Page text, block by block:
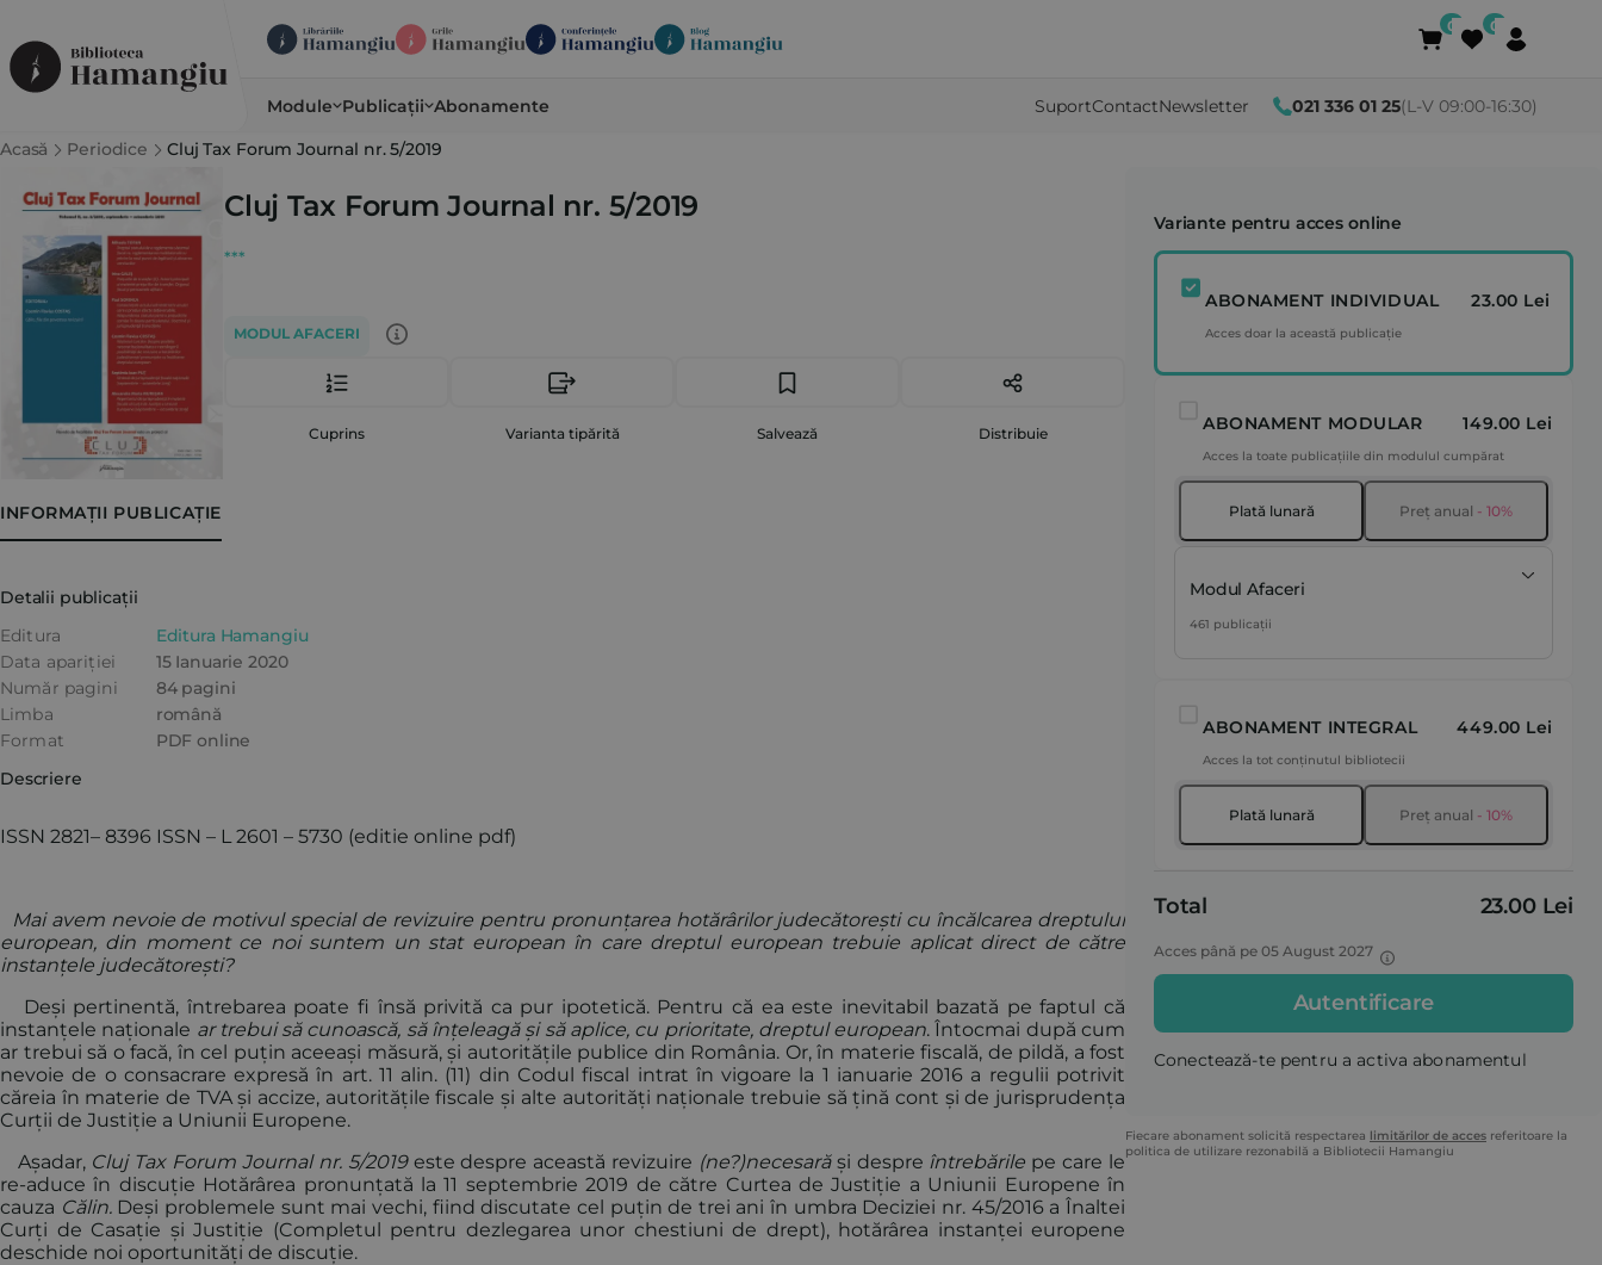
Module Publicații Abonamente SuportContactNewsletter 021 336 01 25(L-V 09:00-16:30)
Acasă Periodice Cluj Tax Forum Journal nr. 5/2019
Cluj Tax Forum Journal nr. 5/2019
***
MODUL AFACERI
Cuprins Varianta tipărită Salvează Distribuie
INFORMAȚII PUBLICAȚIE
Detalii publicații
Editura
Editura Hamangiu
Data apariției
15 Ianuarie 2020
Număr pagini
84 pagini
Limba
română
Format
PDF online
Descriere
ISSN 2821– 8396 ISSN – L 2601 – 5730 (editie online pdf)
Mai avem nevoie de motivul special de revizuire pentru pronunțarea hotărârilor judecătorești cu încălcarea dreptului
european, din moment ce noi suntem un stat european în care dreptul european trebuie aplicat direct de către
instanțele judecătorești?
Deși pertinentă, întrebarea poate fi însă privită ca pur ipotetică. Pentru că ea este inevitabil bazată pe faptul că
instanțele naționale ar trebui să cunoască, să înțeleagă și să aplice, cu prioritate, dreptul european. Întocmai după cum
ar trebui să o facă, în cel puțin aceeași măsură, și autoritățile publice din România. Or, în materie fiscală, de pildă, a fost
nevoie de o consacrare expresă în art. 11 alin. (11) din Codul fiscal intrat în vigoare la 1 ianuarie 2016 a regulii potrivit
căreia în materie de TVA și accize, autoritățile fiscale și alte autorități naționale trebuie să țină cont și de jurisprudența
Curții de Justiție a Uniunii Europene.
Așadar,Cluj Tax Forum Journal nr. 5/2019este despre această revizuire (ne?)necesarăși despre întrebările pe care le
re-aduce în discuție Hotărârea pronunțată la 11 septembrie 2019 de către Curtea de Justiție a Uniunii Europene în
cauza Călin.Deși problemele sunt mai vechi, fiind discutate cel puțin de trei ani în umbra Deciziei nr. 45/2016 a Înaltei
Curți de Casație și Justiție (Completul pentru dezlegarea unor chestiuni de drept), hotărârea instanței europene
deschide noi oportunități de discuție.
Variante pentru acces online
ABONAMENT INDIVIDUAL 23.00 Lei
Acces doar la această publicație
ABONAMENT MODULAR 149.00 Lei
Acces la toate publicațiile din modulul cumpărat
Plată lunară Preț anual - 10%
Modul Afaceri
461 publicații
ABONAMENT INTEGRAL 449.00 Lei
Acces la tot conținutul bibliotecii
Plată lunară Preț anual - 10%
Total 23.00 Lei
Acces până pe 05 August 2027
Autentificare
Conectează-te pentru a activa abonamentul
Fiecare abonament solicită respectarea limitărilor de acces referitoare la
politica de utilizare rezonabilă a Bibliotecii Hamangiu